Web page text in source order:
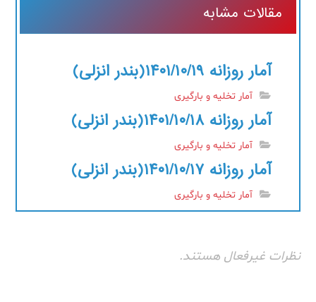
مقالات مشابه
آمار روزانه ۱۴۰۱/۱۰/۱۹(بندر انزلی)
آمار تخلیه و بارگیری
آمار روزانه ۱۴۰۱/۱۰/۱۸(بندر انزلی)
آمار تخلیه و بارگیری
آمار روزانه ۱۴۰۱/۱۰/۱۷(بندر انزلی)
آمار تخلیه و بارگیری
نظرات غیرفعال هستند.